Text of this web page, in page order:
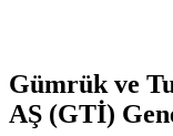
Gümrük ve
AŞ (GTİ)